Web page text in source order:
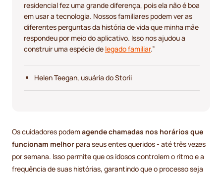
residencial fez uma grande diferença, pois ela não é boa
em usar a tecnologia. Nossos familiares podem ver as
diferentes perguntas da história de vida que minha mãe
respondeu por meio do aplicativo. Isso nos ajudou a
construir uma espécie de legado familiar.”
Helen Teegan, usuária do Storii
Os cuidadores podemagende chamadas nos horários que
funcionam melhor para seus entes queridos - até três vezes
por semana. Isso permite que os idosos controlem o ritmo e a
frequência de suas histórias, garantindo que o processo seja